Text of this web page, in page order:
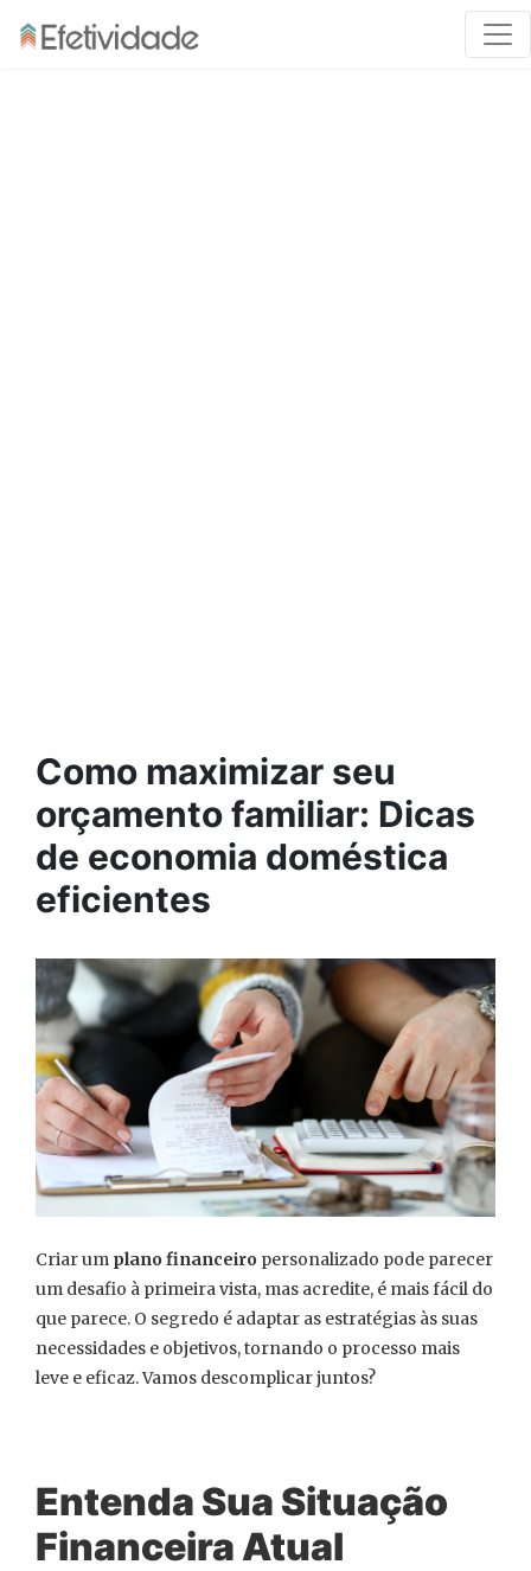
Como maximizar seu
orçamento familiar: Dicas
de economia doméstica
eficientes
Criar um plano financeiro personalizado pode parecer
um desafio à primeira vista, mas acredite, é mais fácil do
que parece. O segredo é adaptar as estratégias às suas
necessidades e objetivos, tornando o processo mais
leve e eficaz. Vamos descomplicar juntos?
Entenda Sua Situação
Financeira Atual